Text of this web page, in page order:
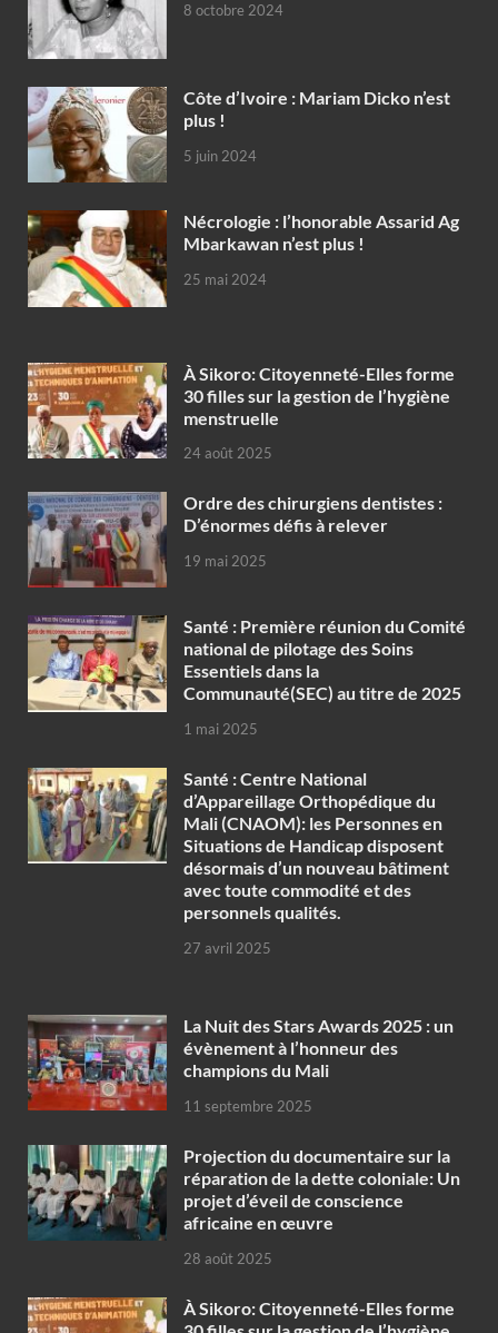
8 octobre 2024
Côte d’Ivoire : Mariam Dicko n’est
plus !
5 juin 2024
Nécrologie : l’honorable Assarid Ag
Mbarkawan n’est plus !
25 mai 2024
À Sikoro: Citoyenneté-Elles forme
30 filles sur la gestion de l’hygiène
menstruelle
24 août 2025
Ordre des chirurgiens dentistes :
D’énormes défis à relever
19 mai 2025
Santé : Première réunion du Comité
national de pilotage des Soins
Essentiels dans la
Communauté(SEC) au titre de 2025
1 mai 2025
Santé : Centre National
d’Appareillage Orthopédique du
Mali (CNAOM): les Personnes en
Situations de Handicap disposent
désormais d’un nouveau bâtiment
avec toute commodité et des
personnels qualités.
27 avril 2025
‎La Nuit des Stars Awards 2025 : un
évènement à l’honneur des
champions du Mali
11 septembre 2025
Projection du documentaire sur la
réparation de la dette coloniale: Un
projet d’éveil de conscience
africaine en œuvre‎
28 août 2025
À Sikoro: Citoyenneté-Elles forme